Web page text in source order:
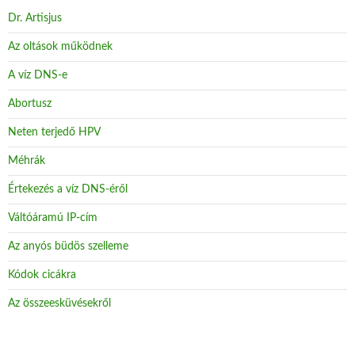
Dr. Artisjus
Az oltások működnek
A víz DNS-e
Abortusz
Neten terjedő HPV
Méhrák
Értekezés a víz DNS-éről
Váltóáramú IP-cím
Az anyós büdös szelleme
Kódok cicákra
Az összeesküvésekről